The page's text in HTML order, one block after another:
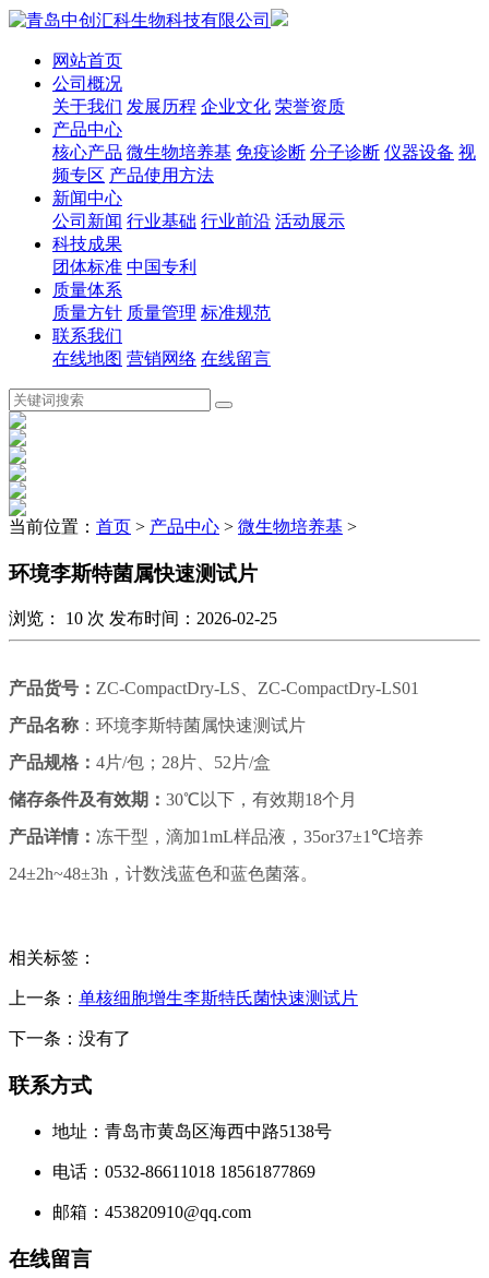
网站首页
公司概况
关于我们 发展历程 企业文化 荣誉资质
产品中心
核心产品 微生物培养基 免疫诊断 分子诊断 仪器设备 视
频专区 产品使用方法
新闻中心
公司新闻 行业基础 行业前沿 活动展示
科技成果
团体标准 中国专利
质量体系
质量方针 质量管理 标准规范
联系我们
在线地图 营销网络 在线留言
当前位置： 首页 > 产品中心 > 微生物培养基 >
环境李斯特菌属快速测试片
浏览： 10 次 发布时间：2026-02-25
产品货号： ZC-CompactDry-LS、ZC-CompactDry-LS01
产品名称 ：环境李斯特菌属快速测试片
产品规格： 4片/包；28片、52片/盒
储存条件及有效期： 30℃以下 ，有效期18个月
产品详情： 冻干型，滴加1mL样品液，35or37±1℃培养
24±2h~48±3h，计数浅蓝色和蓝色菌落。
相关标签：
上一条： 单核细胞增生李斯特氏菌快速测试片
下一条：没有了
联系方式
地址：青岛市黄岛区海西中路5138号
电话：0532-86611018 18561877869
邮箱：453820910@qq.com
在线留言